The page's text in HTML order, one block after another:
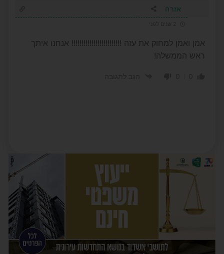
אזרח
אמן ואמן למחוק את עזה !!!!!!!!!!!!!!!!!!!!!!!!! אנחנו איתך
ראש הממשלה!